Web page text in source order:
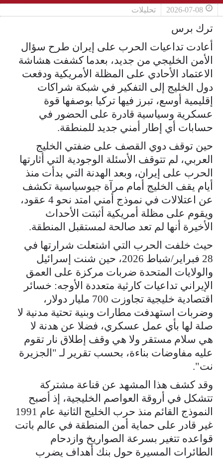
2026-07-08 تحليلات
ترك برس
أعادت تداعيات الحرب على إيران طرح سؤال
الأمن الخليجي من جديد، بعدما كشفت هشاشة
الاعتماد الأحادي على المظلة الأمريكية ودفعت
دول الخليج إلى التفكير في شبكة شراكات
إقليمية أوسع، تبرز فيها تركيا بوصفها قوة
عسكرية وسياسية قادرة على الحضور في
حسابات أي إطار أمني جديد للمنطقة.
حين توقف دوي القصف على ضفتي الخليج
العربي، لم تتوقف الأسئلة الوجودية التي أثارتها
الحرب على إيران، وبعد الهدنة التي بدأت منذ
أيام يقف الخليج أمام مرآة جيوسياسية تكشف
عن اعتلالات في نموذج أمني امتد نحو 4 عقود،
ويقوم على مظلة أمريكية أثبتت الأحداث
الأخيرة أنها لم تعد صالحة لمستقبل المنطقة.
حيث خلفت الحرب التي اشتعلت شرارتها في
28 فبراير/شباط 2026، حين شنت إسرائيل
والولايات المتحدة ضربات مركزة على العمق
الإيراني تداعيات كارثية متعددة الأوجه: خسائر
اقتصادية خليجية تجاوزت 700 مليار دولار،
وضربات استهدفت مطارات وبنية تحتية مدنية لا
صلة لها بأي عمل عسكري، فضلا عن هدنة لا
هي سلام مستقر ولا هي وقف إطلاق نار تقوم
عليه مفاوضات بناءة، بحسب تقرير لـ "الجزيرة
نت".
وقد كشف هذا المشهد عن قناعة مشتركة
تتشكل في أروقة العواصم الخليجية، إذ أصبح
النموذج القائم منذ حرب الخليج الثانية عام 1991
غير قادر على حماية أمن المنطقة في عالم باتت
قواعده تتغير بسرعة الصواريخ وازدحام
الطائرات المسيرة حول بنك أهداف يضرب